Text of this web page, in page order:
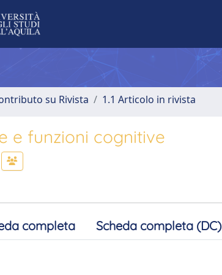
su Rivista 1.1 Articolo in rivista
e funzioni cognitive
completa Scheda completa (DC)